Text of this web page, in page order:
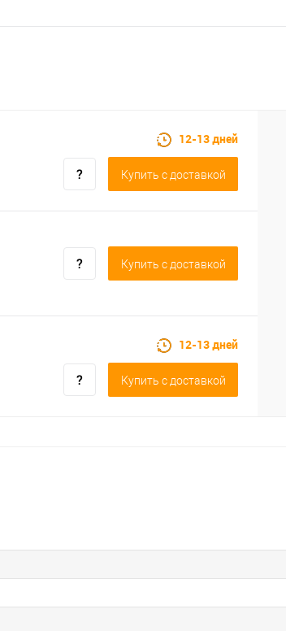
12-13 дней
Купить c доставкой
Купить c доставкой
12-13 дней
Купить c доставкой